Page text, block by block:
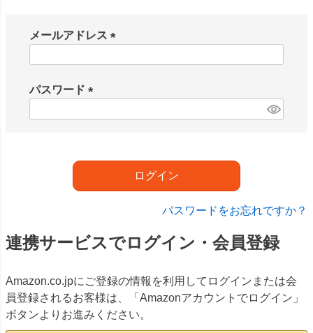
メールアドレス
パスワード
)
ログイン
パスワードをお忘れですか？
連携サービスでログイン・会員登録
Amazon.co.jpにご登録の情報を利用してログインまたは会
員登録されるお客様は、「Amazonアカウントでログイン」
ボタンよりお進みください。